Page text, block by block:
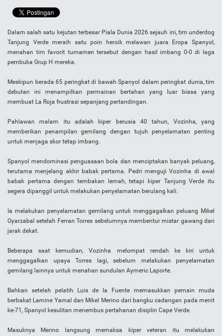
Dalam salah satu kejutan terbesar Piala Dunia 2026 sejauh ini, tim underdog
Tanjung Verde meraih satu poin heroik melawan juara Eropa Spanyol,
menahan tim favorit turnamen tersebut dengan hasil imbang 0-0 di laga
pembuka Grup H mereka.
Meskipun berada 65 peringkat di bawah Spanyol dalam peringkat dunia, tim
debutan ini menampilkan permainan bertahan yang luar biasa yang
membuat La Roja frustrasi sepanjang pertandingan.
Pahlawan malam itu adalah kiper berusia 40 tahun, Vozinha, yang
memberikan penampilan gemilang dengan tujuh penyelamatan penting
untuk menjaga skor tetap imbang.
Spanyol mendominasi penguasaan bola dan menciptakan banyak peluang,
terutama menjelang akhir babak pertama. Pedri menguji Vozinha di awal
babak pertama dengan tembakan lemah, tetapi kiper Tanjung Verde itu
segera dipanggil untuk melakukan penyelamatan berulang kali.
Ia melakukan penyelamatan gemilang untuk menggagalkan peluang Mikel
Oyarzabal setelah Ferran Torres sebelumnya membentur mistar gawang dari
jarak dekat.
Beberapa saat kemudian, Vozinha melompat rendah ke kiri untuk
menggagalkan upaya Torres lagi, sebelum melakukan penyelamatan
gemilang lainnya untuk menahan sundulan Aymeric Laporte.
Bahkan setelah pelatih Luis de la Fuente memasukkan pemain muda
berbakat Lamine Yamal dan Mikel Merino dari bangku cadangan pada menit
ke-71, Spanyol kesulitan menembus pertahanan disiplin Cape Verde.
Masuknya Merino langsung memaksa kiper veteran itu melakukan